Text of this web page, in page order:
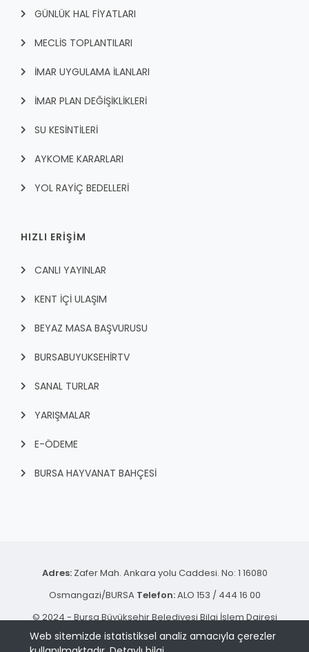
Web sitemizde istatistiksel analiz amacıyla çerezler
GÜNLÜK HAL FİYATLARI
MECLİS TOPLANTILARI
İMAR UYGULAMA İLANLARI
İMAR PLAN DEĞİŞİKLİKLERİ
SU KESİNTİLERİ
AYKOME KARARLARI
YOL RAYİÇ BEDELLERİ
HIZLI ERİŞİM
CANLI YAYINLAR
KENT İÇI ULAŞIM
BEYAZ MASA BAŞVURUSU
BURSABUYUKSEHIRTV
SANAL TURLAR
YARIŞMALAR
E-ÖDEME
BURSA HAYVANAT BAHÇESİ
Adres:Zafer Mah. Ankara yolu Caddesi. No: 1 16080
Osmangazi/BURSA Telefon:ALO 153 / 444 16 00
© 2024 - Bursa Büyükşehir Belediyesi Bilgi İşlem Dairesi
Başkanlığı | Tüm hakkı saklıdır.